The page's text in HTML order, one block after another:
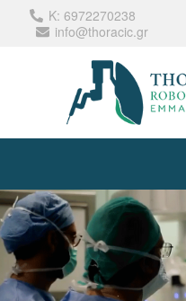
Κ: 6972270238
info@thoracic.gr